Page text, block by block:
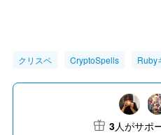
クリスペ CryptoSpells Ruby
3人がサポ